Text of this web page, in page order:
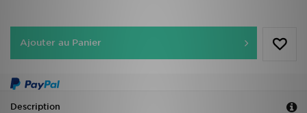
Ajouter au Panier
Description